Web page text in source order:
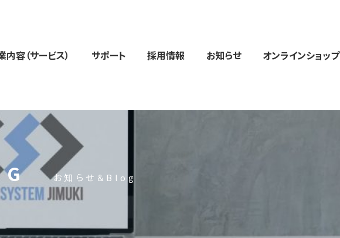
内容（サービス） サポート 採用情報 お知らせ オンラインショップ
お知らせ＆Blog